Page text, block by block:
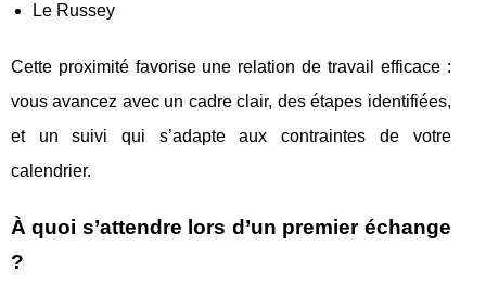
Le Russey
Cette proximité favorise une relation de travail efficace :
vous avancez avec un cadre clair, des étapes identifiées,
et un suivi qui s’adapte aux contraintes de votre
calendrier.
À quoi s’attendre lors d’un premier échange
?